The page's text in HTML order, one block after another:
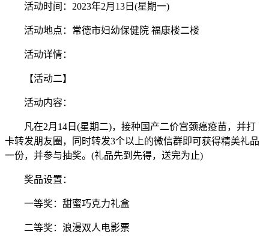
活动时间：2023年2月13日(星期一)
活动地点：常德市妇幼保健院 福康楼二楼
活动详情：
【活动二】
活动内容：
凡在2月14日(星期二)，接种国产二价宫颈癌疫苗，并打
卡转发朋友圈，同时转发3个以上的微信群即可获得精美礼品
一份，并参与抽奖。(礼品先到先得，送完为止)
奖品设置：
一等奖：甜蜜巧克力礼盒
二等奖：浪漫双人电影票